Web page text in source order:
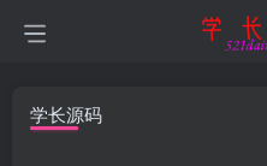
学长源码